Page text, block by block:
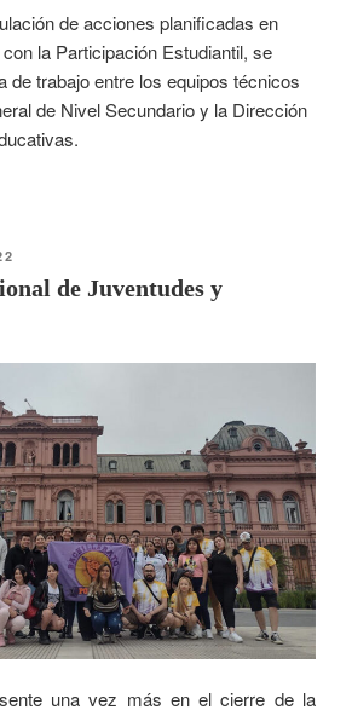
de acciones planificadas en
la Participación Estudiantil, se
de trabajo entre los equipos técnicos
de Nivel Secundario y la Dirección
de Juventudes y
una vez más en el cierre de la